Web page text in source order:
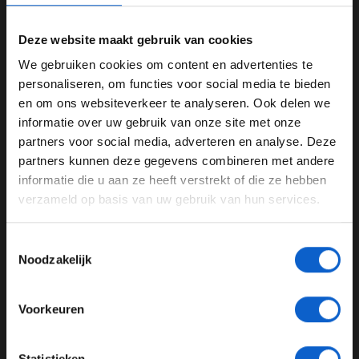
Deze website maakt gebruik van cookies
We gebruiken cookies om content en advertenties te
personaliseren, om functies voor social media te bieden
en om ons websiteverkeer te analyseren. Ook delen we
informatie over uw gebruik van onze site met onze
partners voor social media, adverteren en analyse. Deze
partners kunnen deze gegevens combineren met andere
informatie die u aan ze heeft verstrekt of die ze hebben
verzameld op basis van uw gebruik van hun services.
Noodzakelijk
Voorkeuren
WELKOM BIJ GRAND PRIX RADIO
Ben je 24 jaar of ouder?
Pas je advertentie instellingen aan en klik hieronder om
door te gaan naar de website!
Advertentie instellingen